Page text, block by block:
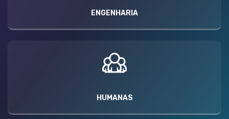
ENGENHARIA
HUMANAS